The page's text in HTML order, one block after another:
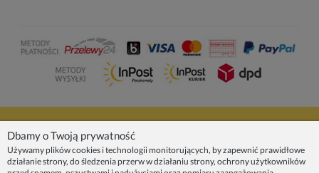
INFORMACJE
Dbamy o Twoją prywatność
Używamy plików cookies i technologii monitorujących, by zapewnić prawidłowe
działanie strony, do śledzenia przerw w działaniu strony, ochrony użytkowników